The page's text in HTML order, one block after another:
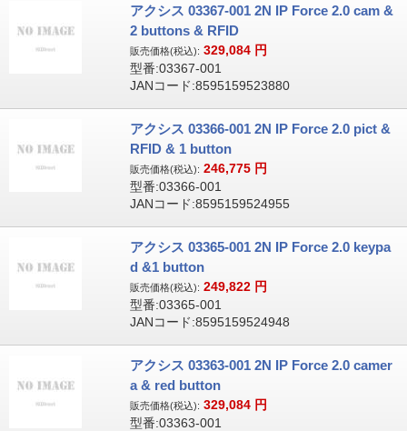
アクシス 03367-001 2N IP Force 2.0 cam &
2 buttons & RFID
販売価格(税込): 329,084 円
型番:03367-001
JANコード:8595159523880
アクシス 03366-001 2N IP Force 2.0 pict &
RFID & 1 button
販売価格(税込): 246,775 円
型番:03366-001
JANコード:8595159524955
アクシス 03365-001 2N IP Force 2.0 keypa
d &1 button
販売価格(税込): 249,822 円
型番:03365-001
JANコード:8595159524948
アクシス 03363-001 2N IP Force 2.0 camer
a & red button
販売価格(税込): 329,084 円
型番:03363-001